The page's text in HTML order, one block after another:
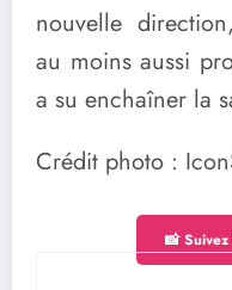
nouvelle
au moins aussi
a su enchaîner la
Crédit photo :
📸